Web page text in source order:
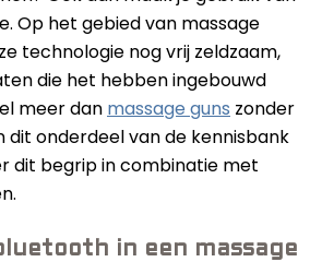
Guns
Guns
Massage Pistolen
Op het gebied van massage
technologie nog vrij zeldzaam,
die het hebben ingebouwd
meer dan massage guns zonder
dit onderdeel van de kennisbank
dit begrip in combinatie met
in een massage